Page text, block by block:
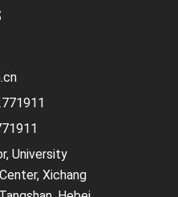
University
Xichang